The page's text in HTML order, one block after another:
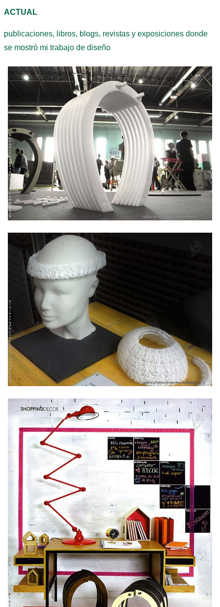
ACTUAL
publicaciones, libros, blogs, revistas y exposiciones donde
se mostró mi trabajo de diseño